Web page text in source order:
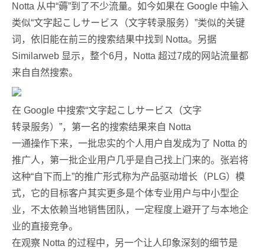
Notta 从中“薅”到了不少流量。如今如果在 Google 中输入
类似“文字起こしサービス（文字转录服务）”类似的关键
词，依旧能在前三的搜索结果中找到 Notta。另据
Similarweb 显示，整个6月，Notta 超过7成的网站流量都
来自自然搜索。
在 Google 中搜索“文字起こしサービス（文字
转录服务）”，第一名的搜索结果来自 Notta
一通操作下来，一批忠实的个人用户自发成为了 Notta 的
推广人，第一批企业用户几乎是自己找上门来的。张岩将
这种“自下而上”的推广形式称为产品驱动增长（PLG）模
式，它的目标客户其实更多是个体专业用户与中小型企
业，不太依赖当地销售团队，一定程度上避开了与本地企
业的直接竞争。
在观察 Notta 的过程中，另一个让人印象深刻的细节是